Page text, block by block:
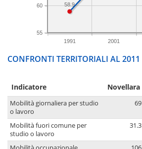
1991 2001
55
60 58.9
CONFRONTI TERRITORIALI AL 2011
Indicatore Novellara
Mobilità giornaliera per studio
o lavoro
69
Mobilità fuori comune per
studio o lavoro
31.3